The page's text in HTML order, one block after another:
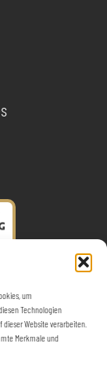
um
Technologien
Website verarbeiten.
Merkmale und